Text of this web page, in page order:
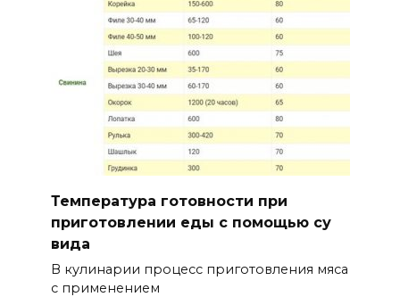
Температура готовности при
приготовлении еды с помощью су
вида
В кулинарии процесс приготовления мяса
с применением